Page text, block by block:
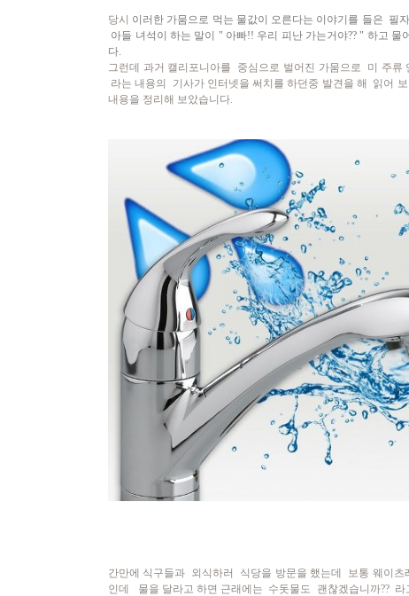
당시 이러한 가뭄으로 먹는 물값이 오른다는 이야기를 들은
아들 녀석이 하는 말이 " 아빠!! 우리 피난 가는거야?? " 하고
다.
그런데 과거 캘리포니아를 중심으로 벌어진 가뭄으로 미 주류
라는 내용의 기사가 인터넷을 써치를 하던중 발견을 해 읽어
내용을 정리해 보았습니다.
간만에 식구들과 외식하러 식당을 방문을 했는데 보통 웨이
인데 물을 달라고 하면 근래에는 수돗물도 괜찮겠습니까?? 라